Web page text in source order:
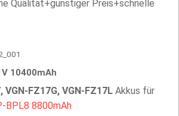
Qualität+günstiger Preis+schnelle
10400mAh
VGN-FZ17G, VGN-FZ17L Akkus für
BPL8 8800mAh